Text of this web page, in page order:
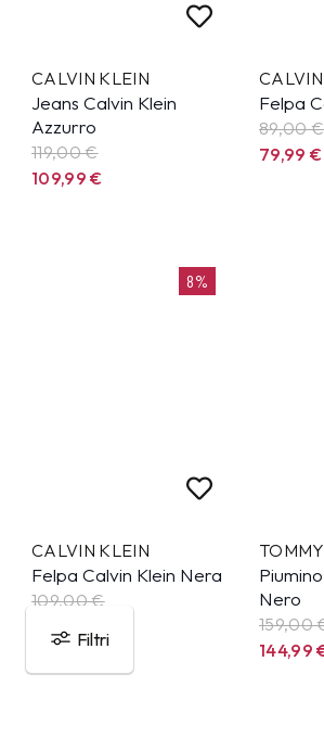
Filtri
CALVIN KLEIN
Jeans Calvin Klein
Azzurro
119,00 €
109,99€
Felpa
89,00 €
79,99€
8%
CALVIN KLEIN
Felpa Calvin Klein Nera
109,00 €
99,99
Nero
159,00
144,99